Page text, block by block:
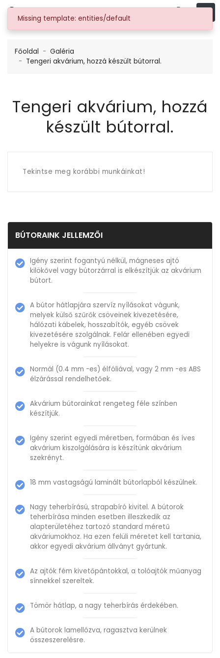
AkváriumBútor.hu
Főoldal
Galéria
Tengeri akvárium, hozzá készült bútorral.
Tengeri akvárium, hozzá
készült bútorral.
Tekintse meg korábbi munkáinkat!
BÚTORAINK JELLEMZŐI
Igény szerint fogantyú nélkül, mágneses ajtó
kilökővel vagy bútorzárral is elkészítjük az akvárium
bútort.
A bútor hátlapjára szervíz nyílásokat vágunk,
melyek külső szűrők csöveinek kivezetésére,
hálózati kábelek, hosszabítók, egyéb csövek
kivezetésére szolgálnak. Felár ellenében egyedi
helyekre is vágunk nyílásokat.
Normál (0.4 mm -es) élfóliával, vagy 2 mm -es ABS
élzárással rendelhetőek.
Akvárium bútorainkat rengeteg féle színben
készítjük.
Igény szerint egyedi méretben, formában és íves
akvárium kiszolgálására is készítünk akvárium
szekrényt.
18 mm vastagságú laminált bútorlapból készülnek.
Nagy teherbírású, strapabíró kivitel. A bútorok
teherbírása minden esetben illeszkedik az
alapterületéhez tartozó standard méretű
akváriumokhoz. Ha ezen felüli méretet kell tartania,
akkor egyedi akvárium állványt gyártunk.
Az ajtók fém kivetőpántokkal, a tolóajtók műanyag
sínnekkel szereltek.
Tömör hátlap, a nagy teherbírás érdekében.
A bútorok lamellózva, ragasztva kerülnek
összeszerelésre.
Missing template: entities/default